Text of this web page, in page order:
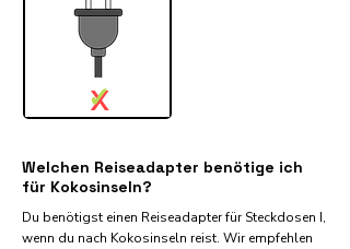
X
✓
Welchen Reiseadapter benötige ich
für Kokosinseln?
Du benötigst einen Reiseadapter für Steckdosen I,
wenn du nach Kokosinseln reist. Wir empfehlen